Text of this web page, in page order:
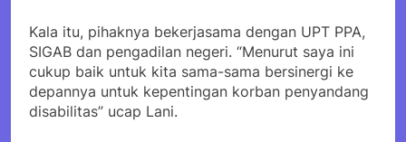
Kala itu, pihaknya bekerjasama dengan UPT PPA,
SIGAB dan pengadilan negeri. “Menurut saya ini
cukup baik untuk kita sama-sama bersinergi ke
depannya untuk kepentingan korban penyandang
disabilitas” ucap Lani.